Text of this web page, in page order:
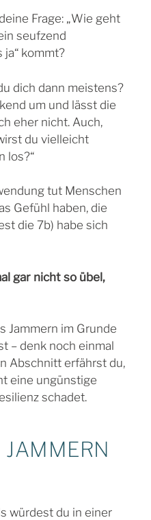
Frage: „Wie geht
seufzend
ja“ kommt?
dich dann meistens?
um und lässt die
eher nicht. Auch,
du vielleicht
los?“
tut Menschen
Gefühl haben, die
die 7b) habe sich
gar nicht so übel,
Jammern im Grunde
– denk noch einmal
Abschnitt erfährst du,
eine ungünstige
schadet.
würdest du in einer